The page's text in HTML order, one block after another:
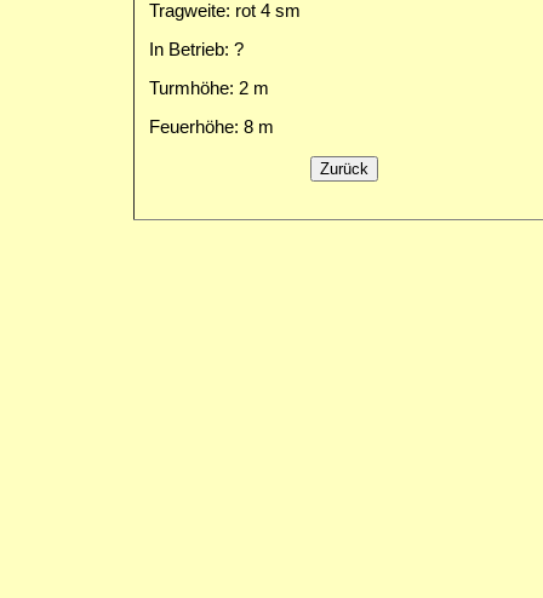
Tragweite: rot 4 sm
In Betrieb: ?
Turmhöhe: 2 m
Feuerhöhe: 8 m